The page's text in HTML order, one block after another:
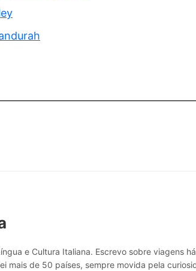
e Cultura Italiana. Escrevo sobre viagens
mais de 50 países, sempre movida pela